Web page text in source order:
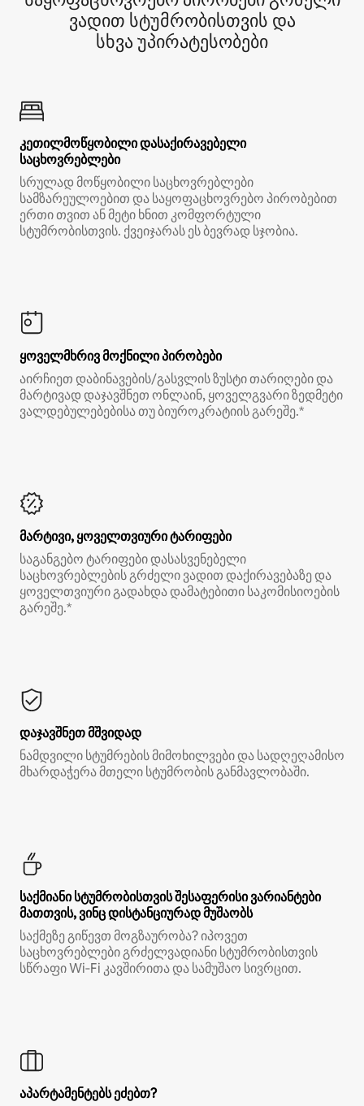
ვადით სტუმრობისთვის და
სხვა უპირატესობები
კეთილმოწყობილი დასაქირავებელი
საცხოვრებლები
სრულად მოწყობილი საცხოვრებლები
სამზარეულოებით და საყოფაცხოვრებო პირობებით
ერთი თვით ან მეტი ხნით კომფორტული
სტუმრობისთვის. ქვეიჯარას ეს ბევრად სჯობია.
ყოველმხრივ მოქნილი პირობები
აირჩიეთ დაბინავების/გასვლის ზუსტი თარიღები და
მარტივად დაჯავშნეთ ონლაინ, ყოველგვარი ზედმეტი
ვალდებულებებისა თუ ბიუროკრატიის გარეშე.*
მარტივი, ყოველთვიური ტარიფები
საგანგებო ტარიფები დასასვენებელი
საცხოვრებლების გრძელი ვადით დაქირავებაზე და
ყოველთვიური გადახდა დამატებითი საკომისიოების
გარეშე.*
დაჯავშნეთ მშვიდად
ნამდვილი სტუმრების მიმოხილვები და სადღეღამისო
მხარდაჭერა მთელი სტუმრობის განმავლობაში.
საქმიანი სტუმრობისთვის შესაფერისი ვარიანტები
მათთვის, ვინც დისტანციურად მუშაობს
საქმეზე გიწევთ მოგზაურობა? იპოვეთ
საცხოვრებლები გრძელვადიანი სტუმრობისთვის
სწრაფი Wi‑Fi კავშირითა და სამუშაო სივრცით.
აპარტამენტებს ეძებთ?